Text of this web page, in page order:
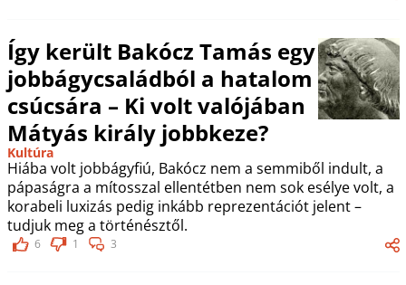
Így került Bakócz Tamás egy
jobbágycsaládból a hatalom
csúcsára – Ki volt valójában
Mátyás király jobbkeze?
Kultúra
Hiába volt jobbágyfiú, Bakócz nem a semmiből indult, a
pápaságra a mítosszal ellentétben nem sok esélye volt, a
korabeli luxizás pedig inkább reprezentációt jelent –
tudjuk meg a történésztől.
6 1 3